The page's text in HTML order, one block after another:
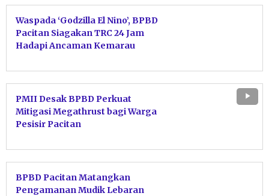
Waspada ‘Godzilla El Nino’, BPBD
Pacitan Siagakan TRC 24 Jam
Hadapi Ancaman Kemarau
PMII Desak BPBD Perkuat
Mitigasi Megathrust bagi Warga
Pesisir Pacitan
BPBD Pacitan Matangkan
Pengamanan Mudik Lebaran